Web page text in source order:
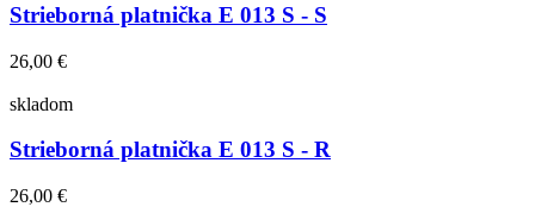
Strieborná platnička E 013 S - S
26,00 €
skladom
Strieborná platnička E 013 S - R
26,00 €